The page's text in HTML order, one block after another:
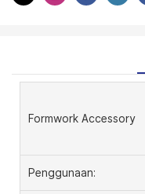
Formwork Accessory
Penggunaan: